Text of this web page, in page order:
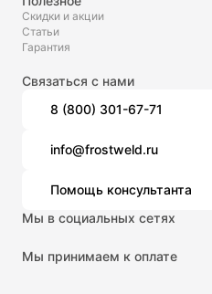
Скидки и акции
Статьи
Гарантия
Связаться с нами
8 (800) 301-67-71
info@frostweld.ru
Помощь консультанта
Мы в социальных сетях
Мы принимаем к оплате